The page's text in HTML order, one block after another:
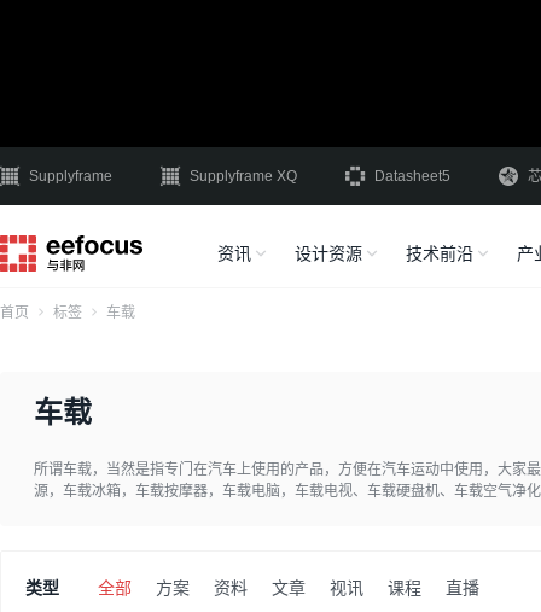
Supplyframe Supplyframe XQ Datasheet5
资讯 设计资源 技术前沿 产
首页 标签 车载
车载
所谓车载，当然是指专门在汽车上使用的产品，方便在汽车运动中使用，大家
源，车载冰箱，车载按摩器，车载电脑，车载电视、车载硬盘机、车载空气净
类型 全部 方案 资料 文章 视讯 课程 直播